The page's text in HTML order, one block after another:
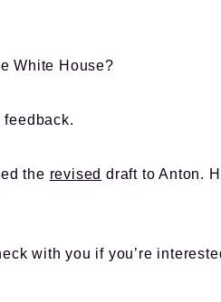
White House?
the revised draft to Anton.
with you if you’re